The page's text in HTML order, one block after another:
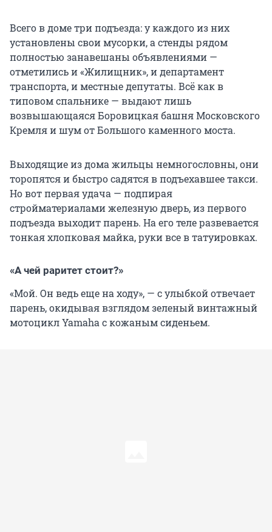
Всего в доме три подъезда: у каждого из них
установлены свои мусорки, а стенды рядом
полностью занавешаны объявлениями —
отметились и «Жилищник», и департамент
транспорта, и местные депутаты. Всё как в
типовом спальнике — выдают лишь
возвышающаяся Боровицкая башня Московского
Кремля и шум от Большого каменного моста.
Выходящие из дома жильцы немногословны, они
торопятся и быстро садятся в подъехавшее такси.
Но вот первая удача — подпирая
стройматериалами железную дверь, из первого
подъезда выходит парень. На его теле развевается
тонкая хлопковая майка, руки все в татуировках.
«А чей раритет стоит?»
«Мой. Он ведь еще на ходу», — с улыбкой отвечает
парень, окидывая взглядом зеленый винтажный
мотоцикл Yamaha с кожаным сиденьем.